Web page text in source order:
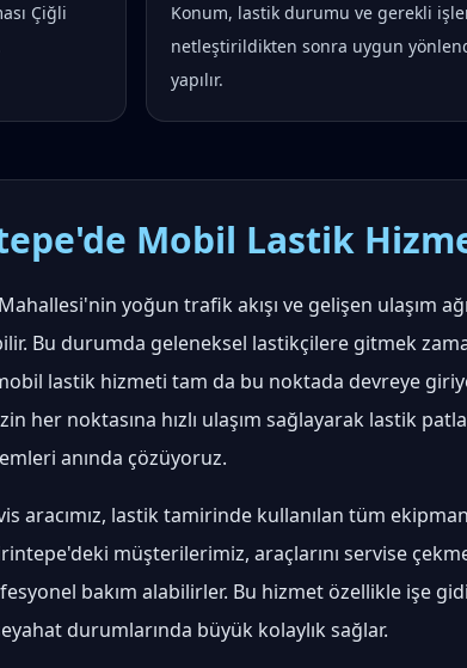
Çiğli
Konum, lastik durumu ve gerekli
netleştirildikten sonra uygun
yapılır.
Mobil Lastik
yoğun trafik akışı ve gelişen ulaşım
Bu durumda geleneksel lastikçilere gitmek
lastik hizmeti tam da bu noktada devreye
her noktasına hızlı ulaşım sağlayarak lastik
anında çözüyoruz.
aracımız, lastik tamirinde kullanılan tüm
müşterilerimiz, araçlarını servise
bakım alabilirler. Bu hizmet özellikle işe
durumlarında büyük kolaylık sağlar.